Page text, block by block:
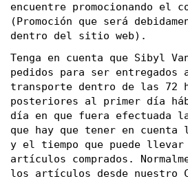
encuentre promocionando el
(Promoción que será
dentro del sitio web).
Tenga en cuenta que Sibyl
pedidos para ser entregados
transporte dentro de las 72
posteriores al primer día
día en que fuera efectuada
que hay que tener en
y el tiempo que puede
artículos comprados.
los artículos desde nuestro